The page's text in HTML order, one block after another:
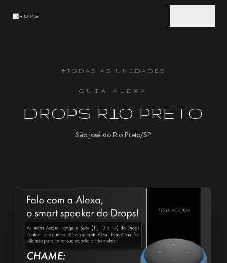
TODAS AS UNIDADES
GUIA ALEXA
DROPS RIO PRETO
São José do Rio Preto/SP